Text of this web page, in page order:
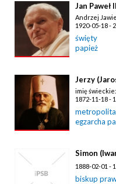
Jan Paweł
Andrzej
1920-05-18 -
święty
papież
Jerzy
imię
1872-11-18 -
metropolita
egzarcha
Simon
1888-02-01 -
biskup